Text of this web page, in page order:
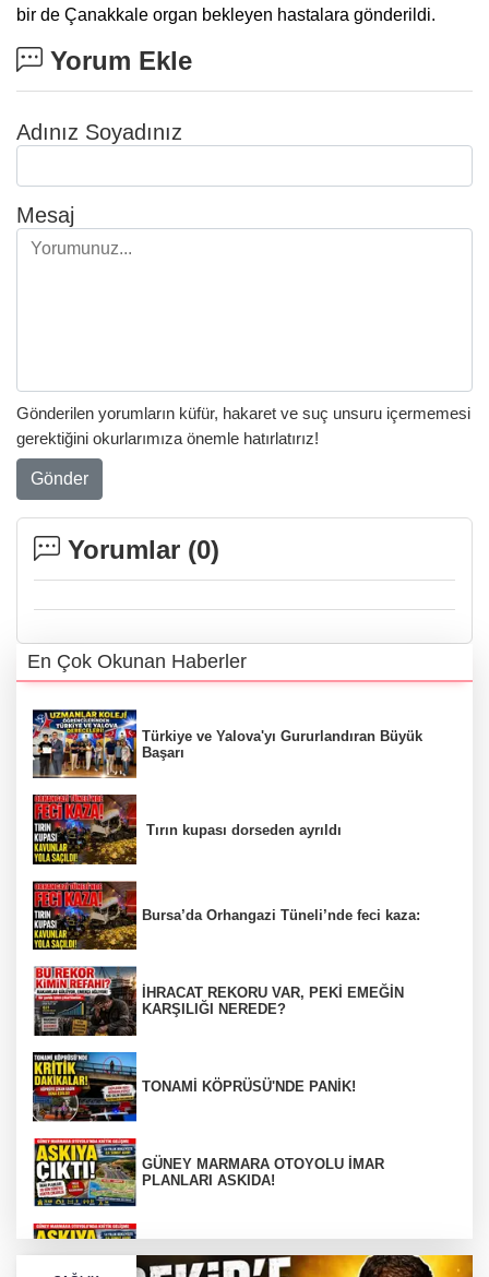
bir de Çanakkale organ bekleyen hastalara gönderildi.
Yorum Ekle
Adınız Soyadınız
Mesaj
Gönderilen yorumların küfür, hakaret ve suç unsuru içermemesi
gerektiğini okurlarımıza önemle hatırlatırız!
Gönder
Yorumlar (0)
En Çok Okunan Haberler
Türkiye ve Yalova'yı Gururlandıran Büyük
Başarı
Tırın kupası dorseden ayrıldı
Bursa’da Orhangazi Tüneli’nde feci kaza:
İHRACAT REKORU VAR, PEKİ EMEĞİN
KARŞILIĞI NEREDE?
TONAMİ KÖPRÜSÜ'NDE PANİK!
GÜNEY MARMARA OTOYOLU İMAR
PLANLARI ASKIDA!
PLANLARI ASKIDA!